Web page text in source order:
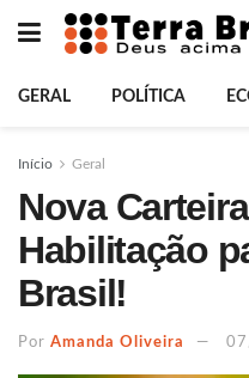
GERAL POLÍTICA
Início Geral
Nova
Habilitação
Brasil!
Por Amanda Oliveira